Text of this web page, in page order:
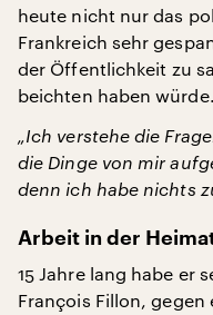
heute nicht nur das
Frankreich sehr
der Öffentlichkeit zu
beichten haben würde.
„Ich verstehe die
die Dinge von mir
denn ich habe nichts
Arbeit in der
15 Jahre lang habe er
François Fillon, gegen